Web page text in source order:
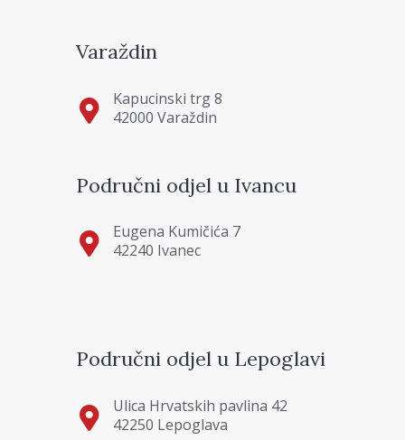
Varaždin
Kapucinski trg 8
42000 Varaždin
Područni odjel u Ivancu
Eugena Kumičića 7
42240 Ivanec
Područni odjel u Lepoglavi
Ulica Hrvatskih pavlina 42
42250 Lepoglava